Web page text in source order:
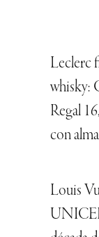
Leclerc
whisky:
Regal
con
Louis